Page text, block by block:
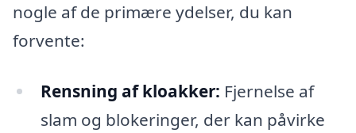
nogle af de primære ydelser, du kan
forvente:
Rensning af kloakker: Fjernelse af
slam og blokeringer, der kan påvirke